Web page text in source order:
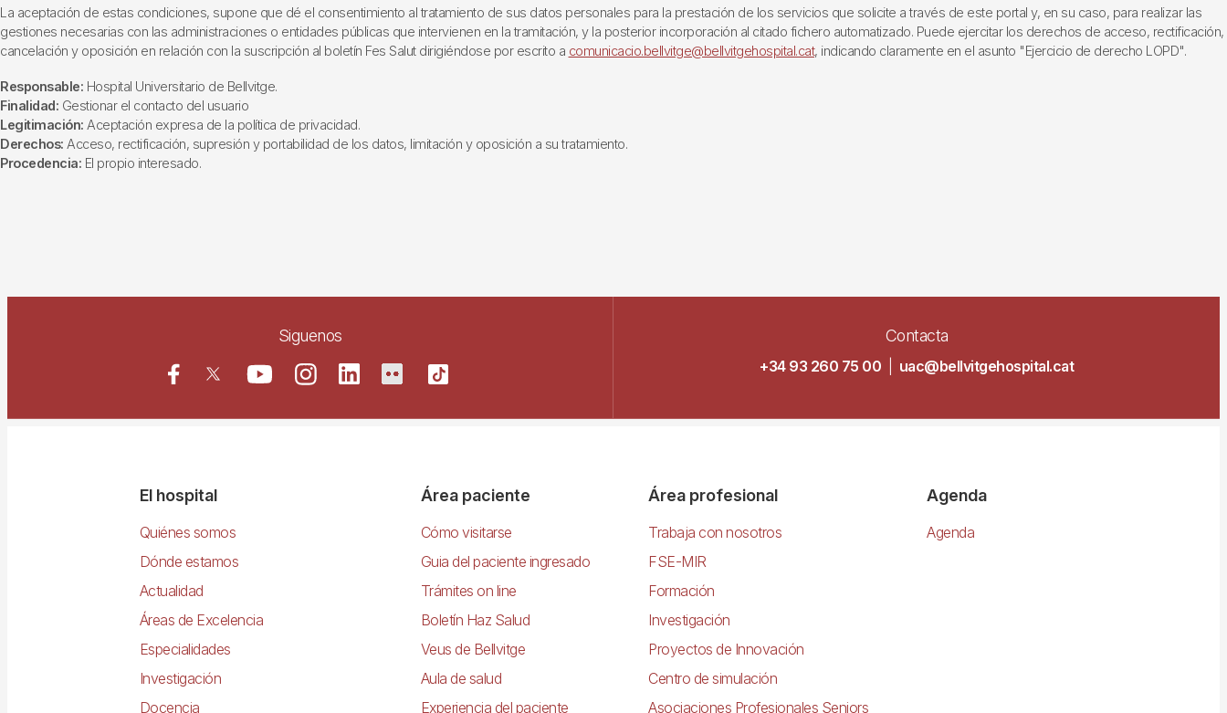
La aceptación de estas condiciones, supone que dé el consentimiento al tratamiento de sus datos personales para la prestación de los servicios que solicite a través de este portal y, en su caso, para realizar las
gestiones necesarias con las administraciones o entidades públicas que intervienen en la tramitación, y la posterior incorporación al citado fichero automatizado. Puede ejercitar los derechos de acceso, rectificación,
cancelación y oposición en relación con la suscripción al boletín Fes Salut dirigiéndose por escrito a comunicacio.bellvitge@bellvitgehospital.cat, indicando claramente en el asunto "Ejercicio de derecho LOPD".
Responsable: Hospital Universitario de Bellvitge.
Finalidad: Gestionar el contacto del usuario
Legitimación: Aceptación expresa de la política de privacidad.
Derechos: Acceso, rectificación, supresión y portabilidad de los datos, limitación y oposición a su tratamiento.
Procedencia: El propio interesado.
Siguenos Contacta
+34 93 260 75 00 uac@bellvitgehospital.cat
NavegacióEl hospital
Quiénes somos
Dónde estamos
Actualidad
Áreas de Excelencia
Especialidades
Investigación
Docencia
Área paciente
Cómo visitarse
Guia del paciente ingresado
Trámites on line
Boletín Haz Salud
Veus de Bellvitge
Aula de salud
Experiencia del paciente
Área profesional
Trabaja con nosotros
FSE-MIR
Formación
Investigación
Proyectos de Innovación
Centro de simulación
Asociaciones Profesionales Seniors
Agenda
Agenda